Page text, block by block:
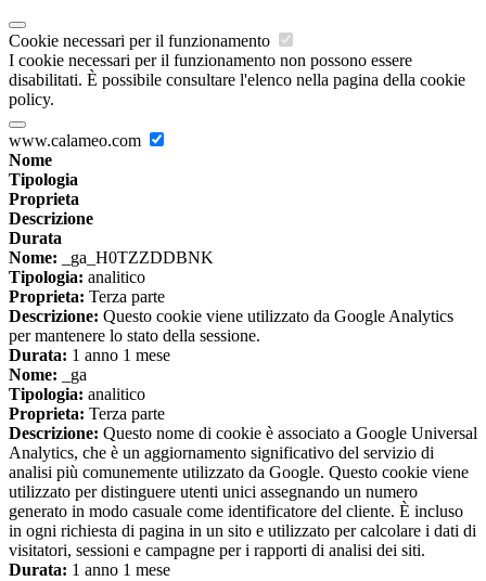
Cookie necessari per il funzionamento
I cookie necessari per il funzionamento non possono essere
disabilitati. È possibile consultare l'elenco nella pagina della cookie
policy.
www.calameo.com
Nome
Tipologia
Proprieta
Descrizione
Durata
Nome: _ga_H0TZZDDBNK
Tipologia: analitico
Proprieta: Terza parte
Descrizione: Questo cookie viene utilizzato da Google Analytics
per mantenere lo stato della sessione.
Durata: 1 anno 1 mese
Nome: _ga
Tipologia: analitico
Proprieta: Terza parte
Descrizione: Questo nome di cookie è associato a Google Universal
Analytics, che è un aggiornamento significativo del servizio di
analisi più comunemente utilizzato da Google. Questo cookie viene
utilizzato per distinguere utenti unici assegnando un numero
generato in modo casuale come identificatore del cliente. È incluso
in ogni richiesta di pagina in un sito e utilizzato per calcolare i dati di
visitatori, sessioni e campagne per i rapporti di analisi dei siti.
Durata: 1 anno 1 mese